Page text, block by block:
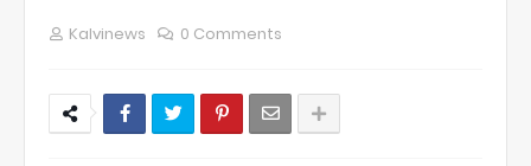
Kalvinews 0 Comments